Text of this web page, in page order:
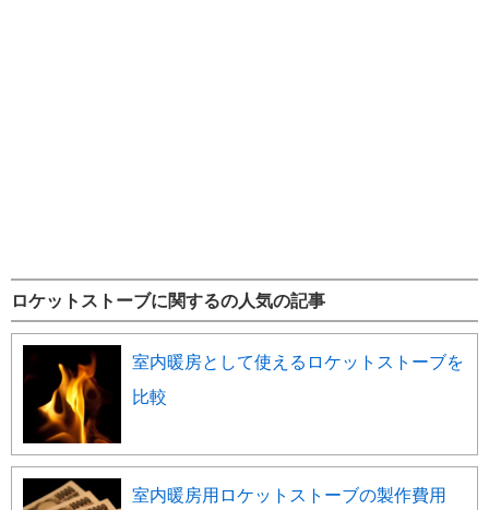
ロケットストーブに関するの人気の記事
室内暖房として使えるロケットストーブを
比較
室内暖房用ロケットストーブの製作費用